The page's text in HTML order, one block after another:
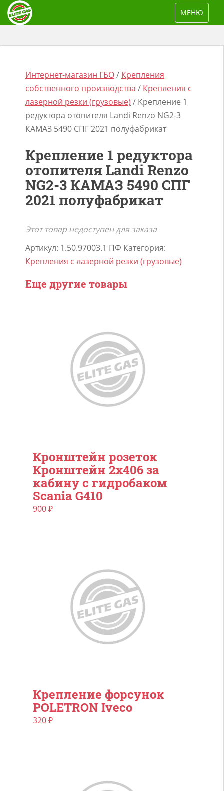
p
TOGGLE
МЕНЮ
товаров
Интернет-магазин ГБО/ Крепления
собственного производства / Крепления с
лазерной резки (грузовые) / Крепление 1
редуктора отопителя Landi Renzo NG2-3
КАМАЗ 5490 СПГ 2021 полуфабрикат
Крепление 1 редуктора
отопителя Landi Renzo
NG2-3 КАМАЗ 5490 СПГ
2021 полуфабрикат
Этот товар недоступен для заказа
Артикул: 1.50.97003.1 ПФ Категория:
Крепления с лазерной резки (грузовые)
Еще другие товары
Кронштейн розеток
Кронштейн 2х406 за
кабину с гидробаком
Scania G410
900₽
Крепление форсунок
POLETRON Iveco
320₽